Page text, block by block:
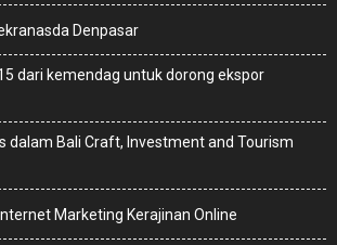
Denpasar
dari kemendag untuk dorong ekspor
dalam Bali Craft, Investment and Tourism
Marketing Kerajinan Online